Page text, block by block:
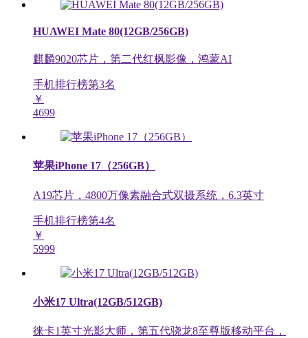
HUAWEI Mate 80(12GB/256GB)
麒麟9020芯片，第二代红枫影像，鸿蒙AI
手机排行榜第3名
￥
4699
苹果iPhone 17（256GB）
A19芯片，4800万像素融合式双摄系统，6.3英寸
手机排行榜第4名
￥
5999
小米17 Ultra(12GB/512GB)
徕卡1英寸光影大师，第五代骁龙8至尊版移动平台，